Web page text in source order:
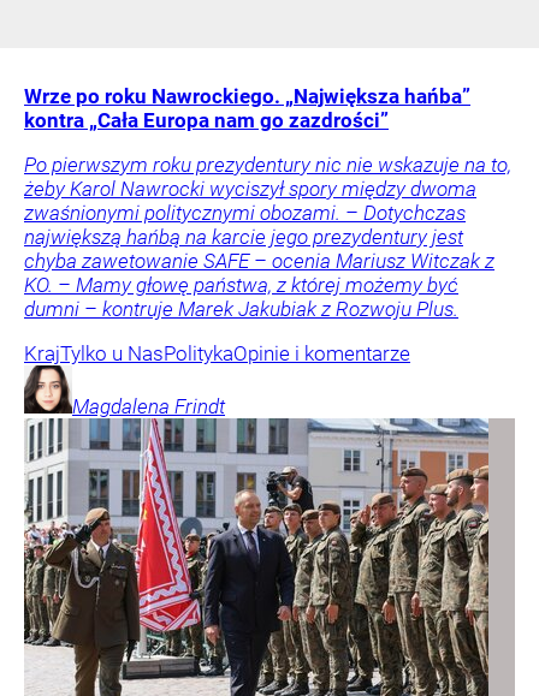
Wrze po roku Nawrockiego. „Największa hańba”
kontra „Cała Europa nam go zazdrości”
Po pierwszym roku prezydentury nic nie wskazuje na to,
żeby Karol Nawrocki wyciszył spory między dwoma
zwaśnionymi politycznymi obozami. – Dotychczas
największą hańbą na karcie jego prezydentury jest
chyba zawetowanie SAFE – ocenia Mariusz Witczak z
KO. – Mamy głowę państwa, z której możemy być
dumni – kontruje Marek Jakubiak z Rozwoju Plus.
KrajTylko u NasPolitykaOpinie i komentarze
Magdalena Frindt